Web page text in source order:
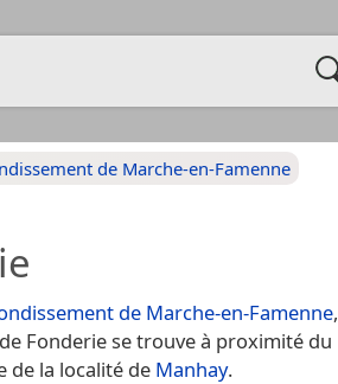
de Marche-en-Famenne
de Marche-en-Famenne,
Fonderie se trouve à proximité du
de la localité de Manhay.